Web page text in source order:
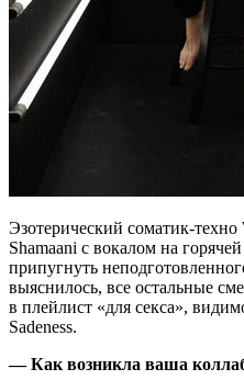
Эзотерический соматик-
Shamaani с вокалом на
припугнуть
выяснилось, все остальные
в плейлист «для секса»,
Sadeness.
— Как возникла ваша